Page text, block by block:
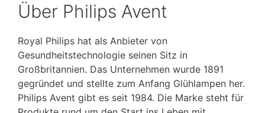
Über Philips Avent
Royal Philips hat als Anbieter von
Gesundheitstechnologie seinen Sitz in
Großbritannien. Das Unternehmen wurde 1891
gegründet und stellte zum Anfang Glühlampen her.
Philips Avent gibt es seit 1984. Die Marke steht für